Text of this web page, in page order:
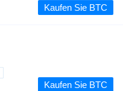
Kaufen Sie BTC
Kaufen Sie BTC